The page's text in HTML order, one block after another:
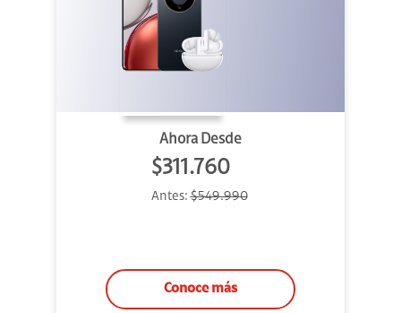
Ahora Desde
$311.760
Antes:$549.990
Conoce más